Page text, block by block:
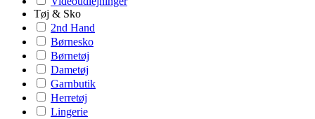
Tøj & Sko
2nd Hand
Børnesko
Børnetøj
Dametøj
Garnbutik
Herretøj
Lingerie